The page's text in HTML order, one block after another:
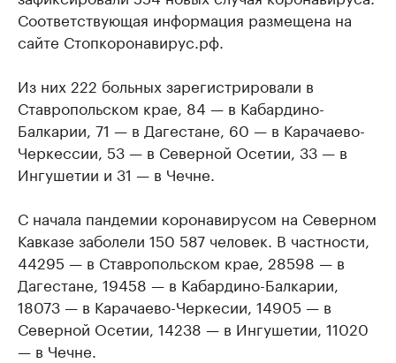
Соответствующая информация размещена на
сайте Стопкоронавирус.рф.
Из них 222 больных зарегистрировали в
Ставропольском крае, 84 — в Кабардино-
Балкарии, 71 — в Дагестане, 60 — в Карачаево-
Черкессии, 53 — в Северной Осетии, 33 — в
Ингушетии и 31 — в Чечне.
С начала пандемии коронавирусом на Северном
Кавказе заболели 150 587 человек. В частности,
44295 — в Ставропольском крае, 28598 — в
Дагестане, 19458 — в Кабардино-Балкарии,
18073 — в Карачаево-Черкесии, 14905 — в
Северной Осетии, 14238 — в Ингушетии, 11020
— в Чечне.